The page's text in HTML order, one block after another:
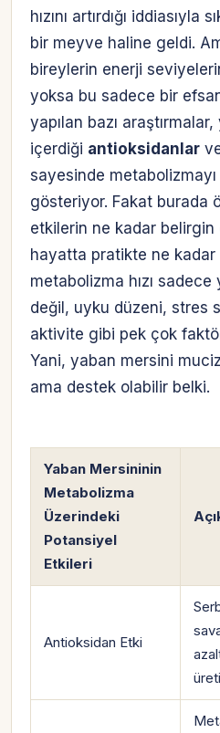
hızını artırdığı
bir meyve haline geldi.
bireylerin enerji
yoksa bu sadece bir
yapılan bazı
içerdiği antioksidanlar
sayesinde
gösteriyor. Fakat burada
etkilerin ne kadar
hayatta pratikte ne kadar
metabolizma hızı
değil, uyku düzeni, stres
aktivite gibi pek çok
Yani, yaban mersini
ama destek olabilir belki.
Yaban Mersininin
Metabolizma
Üzerindeki
Potansiyel
Etkileri
Antioksidan Etki